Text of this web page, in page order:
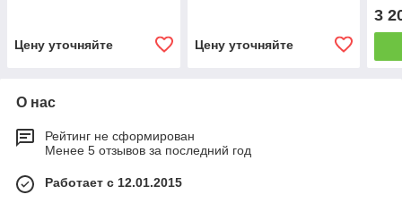
Цену уточняйте Цену уточняйте
3
О нас
Рейтинг не сформирован
Менее 5 отзывов за последний год
Работает с 12.01.2015